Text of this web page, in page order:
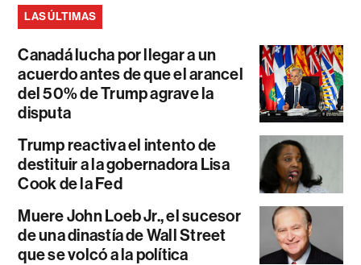
LAS ÚLTIMAS
Canadá lucha por llegar a un
acuerdo antes de que el arancel
del 50% de Trump agrave la
disputa
Trump reactiva el intento de
destituir a la gobernadora Lisa
Cook de la Fed
Muere John Loeb Jr., el sucesor
de una dinastía de Wall Street
que se volcó a la política